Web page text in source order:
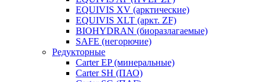
EQUIVIS XV (арктические)
EQUIVIS XLT (аркт. ZF)
BIOHYDRAN (биоразлагаемые)
SAFE (негорючие)
Редукторные
Carter EP (минеральные)
Carter SH (ПАО)